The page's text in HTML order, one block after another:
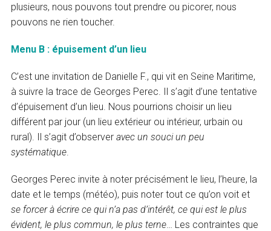
plusieurs, nous pouvons tout prendre ou picorer, nous
pouvons ne rien toucher.
Menu B : épuisement d’un lieu
C’est une invitation de Danielle F., qui vit en Seine Maritime,
à suivre la trace de Georges Perec. Il s’agit d’une tentative
d’épuisement d’un lieu. Nous pourrions choisir un lieu
différent par jour (un lieu extérieur ou intérieur, urbain ou
rural). Il s’agit d’observeravec un souci un peu
systématique.
Georges Perec invite à noter précisément le lieu, l’heure, la
date et le temps (météo), puis noter tout ce qu’on voit et
se forcer à écrire ce qui n’a pas d’intérêt, ce qui est le plus
évident, le plus commun, le plus terne… Les contraintes que